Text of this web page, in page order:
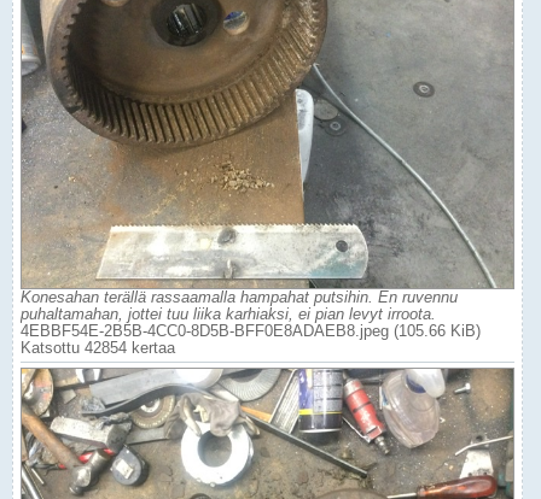
Konesahan terällä rassaamalla hampahat putsihin. En ruvennu
puhaltamahan, jottei tuu liika karhiaksi, ei pian levyt irroota.
4EBBF54E-2B5B-4CC0-8D5B-BFF0E8ADAEB8.jpeg (105.66 KiB)
Katsottu 42854 kertaa